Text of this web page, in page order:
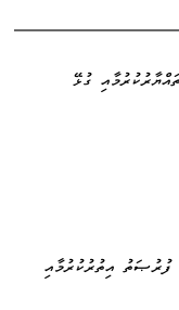
ފުރުޞަތު އިތުރުކުރުމާއި